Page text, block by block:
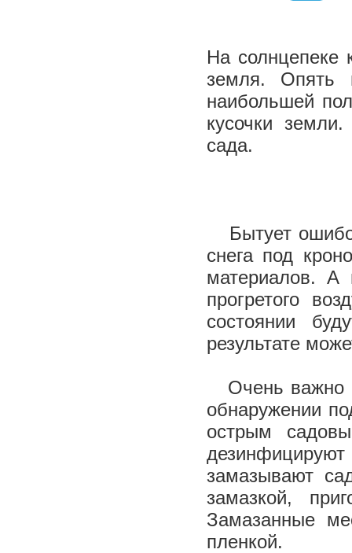
На солнцепеке
земля. Опять
наибольшей
кусочки
сада.
Бытует
снега под
материалов. А
прогретого
состоянии
результате
Очень важно
обнаружении
острым
замазывают
замазкой,
Замазанные
пленкой.